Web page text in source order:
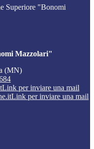
Superiore "Bonomi
Mazzolari"
(MN)
Link per inviare una mail
Link per inviare una mail